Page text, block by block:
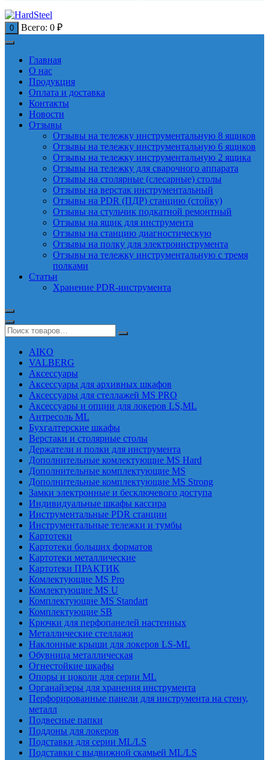
0 Всего: 0 ₽
Главная
О нас
Продукция
Оплата и доставка
Контакты
Новости
Отзывы
Отзывы на тележку инструментальную 8 ящиков
Отзывы на тележку инструментальную 6 ящиков
Отзывы на тележку инструментальную 2 ящика
Отзывы на тележку для сварочного аппарата
Отзывы на столярные (слесарные) столы
Отзывы на верстак инструментальный
Отзывы на PDR (ПДР) станцию (стойку)
Отзывы на стульчик подкатной ремонтный
Отзывы на ящик для инструмента
Отзывы на станцию диагностическую
Отзывы на полку для электроинструмента
Отзывы на тележку инструментальную с тремя
полками
Статьи
Хранение PDR-инструмента
AIKO
VALBERG
Аксессуары
Аксессуары для архивных шкафов
Аксессуары для стеллажей MS PRO
Аксессуары и опции для локеров LS,ML
Антресоль ML
Бухгалтерские шкафы
Верстаки и столярные столы
Держатели и полки для инструмента
Дополнительные комлектующие MS Hard
Дополнительные комплектующие MS
Дополнительные комплектующие MS Strong
Замки электронные и бесключевого доступа
Индивидуальные шкафы кассира
Инструментальные PDR станции
Инструментальные тележки и тумбы
Картотеки
Картотеки больших форматов
Картотеки металлические
Картотеки ПРАКТИК
Комлектующие MS Pro
Комлектующие MS U
Комплектующие MS Standart
Комплектующие SB
Крючки для перфопанелей настенных
Металлические стеллажи
Наклонные крыши для локеров LS-ML
Обувница металлическая
Огнестойкие шкафы
Опоры и цоколи для серии ML
Органайзеры для хранения инструмента
Перфорированные панели для инструмента на стену,
металл
Подвесные папки
Поддоны для локеров
Подставки для серии ML/LS
Подставки с выдвижной скамьей ML/LS